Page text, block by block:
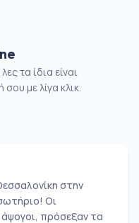
τα ίδια είναι
με λίγα κλικ.
στην
Οι
πρόσεξαν τα